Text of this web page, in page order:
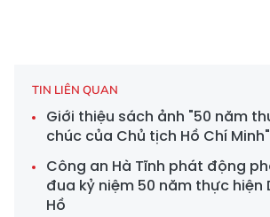
TIN LIÊN QUAN
Giới thiệu sách ảnh "50 năm
chúc của Chủ tịch Hồ Chí Minh"
Công an Hà Tĩnh phát động
đua kỷ niệm 50 năm thực hiện
Hồ